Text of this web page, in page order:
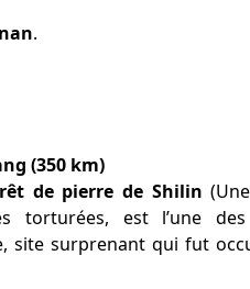
.
(350 km)
de pierre de Shilin
torturées, est l’une des
site surprenant qui fut